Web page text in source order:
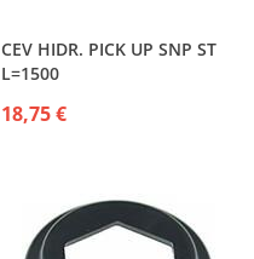
CEV HIDR. PICK UP SNP ST
L=1500
18,75 €